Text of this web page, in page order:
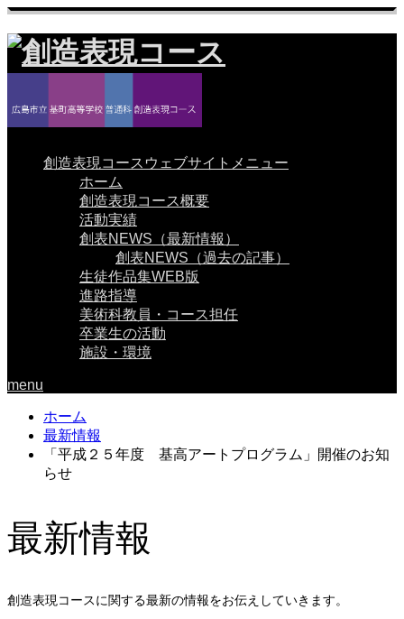
創造表現コースウェブサイトメニュー
ホーム
創造表現コース概要
活動実績
創表NEWS（最新情報）
創表NEWS（過去の記事）
生徒作品集WEB版
進路指導
美術科教員・コース担任
卒業生の活動
施設・環境
menu
ホーム
最新情報
「平成２５年度 基高アートプログラム」開催のお知
らせ
最新情報
創造表現コースに関する最新の情報をお伝えしていきます。